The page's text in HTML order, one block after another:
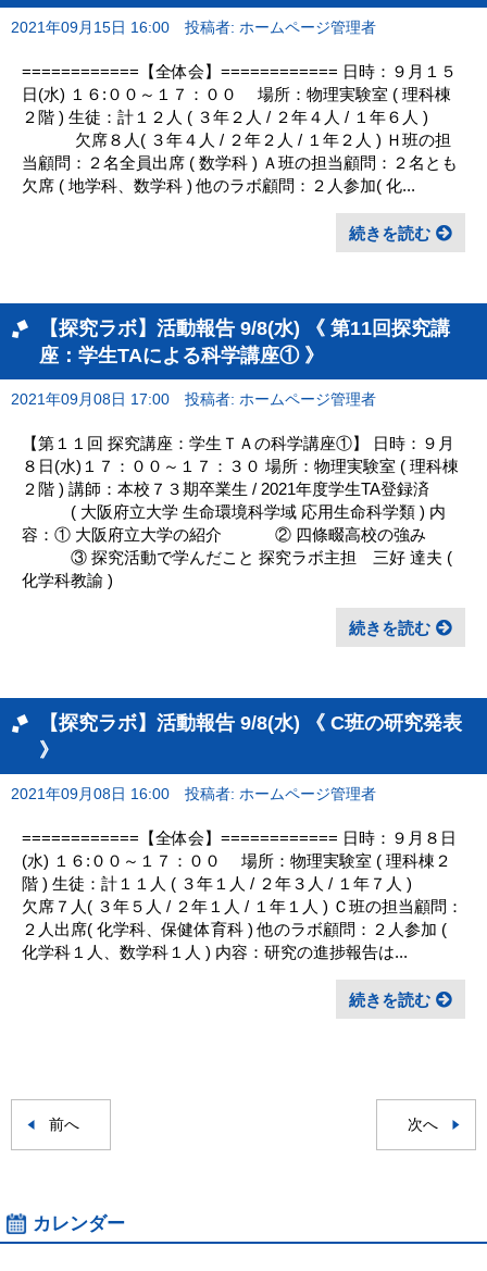
2021年09月15日 16:00 投稿者: ホームページ管理者
============【全体会】============ 日時：９月１５
日(水) １６:００～１７：００ 場所：物理実験室 ( 理科棟
２階 ) 生徒：計１２人 ( ３年２人 / ２年４人 / １年６人 )
欠席８人( ３年４人 / ２年２人 / １年２人 ) Ｈ班の担
当顧問：２名全員出席 ( 数学科 ) Ａ班の担当顧問：２名とも
欠席 ( 地学科、数学科 ) 他のラボ顧問：２人参加( 化...
続きを読む
【探究ラボ】活動報告 9/8(水) 《 第11回探究講
座：学生TAによる科学講座① 》
2021年09月08日 17:00 投稿者: ホームページ管理者
【第１１回 探究講座：学生ＴＡの科学講座①】 日時：９月
８日(水)１７：００～１７：３０ 場所：物理実験室 ( 理科棟
２階 ) 講師：本校７３期卒業生 / 2021年度学生TA登録済
( 大阪府立大学 生命環境科学域 応用生命科学類 ) 内
容：① 大阪府立大学の紹介 ② 四條畷高校の強み
③ 探究活動で学んだこと 探究ラボ主担 三好 達夫 (
化学科教諭 )
続きを読む
【探究ラボ】活動報告 9/8(水) 《 C班の研究発表
》
2021年09月08日 16:00 投稿者: ホームページ管理者
============【全体会】============ 日時：９月８日
(水) １６:００～１７：００ 場所：物理実験室 ( 理科棟２
階 ) 生徒：計１１人 ( ３年１人 / ２年３人 / １年７人 )
欠席７人( ３年５人 / ２年１人 / １年１人 ) Ｃ班の担当顧問：
２人出席( 化学科、保健体育科 ) 他のラボ顧問：２人参加 (
化学科１人、数学科１人 ) 内容：研究の進捗報告は...
続きを読む
前へ 次へ
カレンダー